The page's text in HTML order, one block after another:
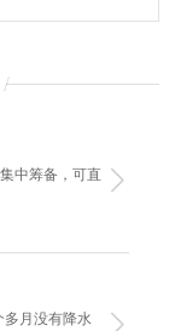
中筹备，可直
多月没有降水